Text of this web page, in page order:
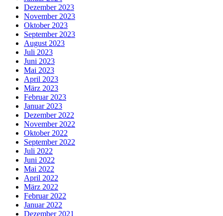
Dezember 2023
November 2023
Oktober 2023
September 2023
August 2023
Juli 2023
Juni 2023
Mai 2023
April 2023
März 2023
Februar 2023
Januar 2023
Dezember 2022
November 2022
Oktober 2022
September 2022
Juli 2022
Juni 2022
Mai 2022
April 2022
März 2022
Februar 2022
Januar 2022
Dezember 2021